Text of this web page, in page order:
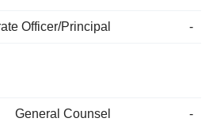
Officer/Principal -
General Counsel
-